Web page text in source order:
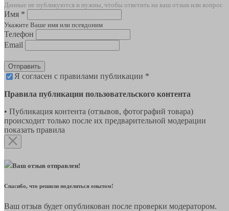
Данные не публикуются и нужны, чтобы ответить на ваш отзыв или вопрос
Имя *
Укажите Ваше имя или псевдоним
Телефон
Email
Отправить
Я согласен с правилами публикации *
Правила публикации пользовательского контента
• Публикация контента (отзывов, фотографий товара)
происходит только после их предварительной модерации
показать правила
Ваш отзыв отправлен!
Спасибо, что решили поделиться опытом!
Ваш отзыв будет опубликован после проверки модератором.